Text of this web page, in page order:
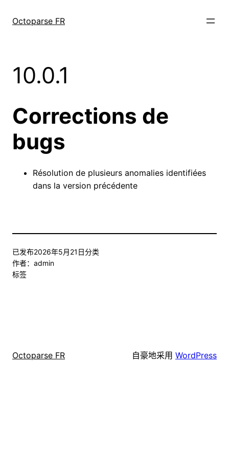
Octoparse FR
10.0.1
Corrections de
bugs
Résolution de plusieurs anomalies identifiées
dans la version précédente
已发布2026年5月21日分类
作者： admin
标签
Octoparse FR 自豪地采用 WordPress